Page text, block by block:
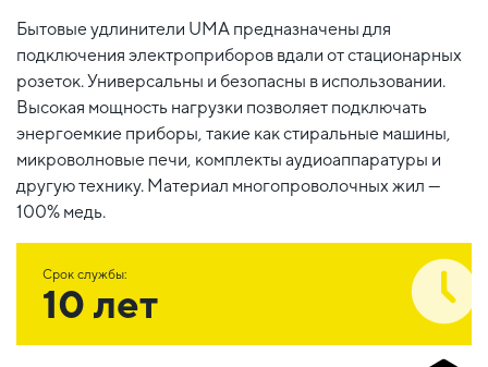
Бытовые удлинители UMA предназначены для
подключения электроприборов вдали от стационарных
розеток. Универсальны и безопасны в использовании.
Высокая мощность нагрузки позволяет подключать
энергоемкие приборы, такие как стиральные машины,
микроволновые печи, комплекты аудиоаппаратуры и
другую технику. Материал многопроволочных жил —
100% медь.
Срок службы:
10 лет